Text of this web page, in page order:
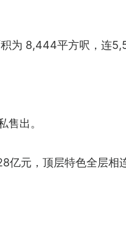
为 8,444平方呎，连
售出。
亿元，顶层特色全层相